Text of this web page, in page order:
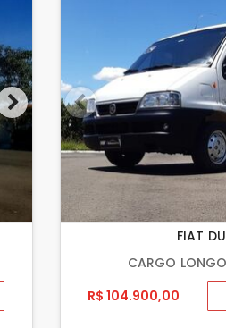
FIAT
CARGO
R$ 104.900,00